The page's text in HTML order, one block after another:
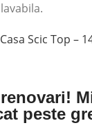
Casa Scic Top –
peste